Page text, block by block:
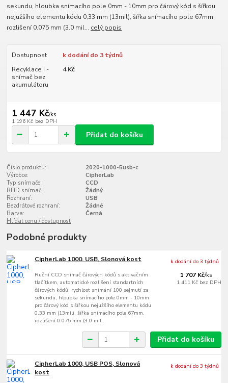
sekundu, hloubka snímacího pole 0mm - 10mm pro čárový kód s šířkou
nejužšího elementu kódu 0,33 mm (13mil), šířka snímacího pole 67mm,
rozlišení 0.075 mm (3.0 mil... celý popis
Dostupnost
k dodání do 3 týdnů
Recyklace I -
snímač bez
akumulátoru
4 Kč
1 447 Kč/ks
1 196 Kč bez DPH
Přidat do košíku
Číslo produktu:
2020-1000-5usb-c
Výrobce:
CipherLab
Typ snímače:
CCD
RFID snímač:
Žádný
Rozhraní:
USB
Bezdrátové rozhraní:
Žádné
Barva:
Černá
Hlídat cenu / dostupnost
Podobné produkty
CipherLab 1000, USB, Slonová kost
Ruční CCD snímač čárových kódů s aktivačním
tlačítkem, automatické rozlišení standartních
čárových kódů, rychlost snímání 100 sejmutí za
sekundu, hloubka snímacího pole 0mm - 10mm
pro čárový kód s šířkou nejužšího elementu kódu
0,33 mm (13mil), šířka snímacího pole 67mm,
rozlišení 0.075 mm (3.0 mil...
1 707 Kč/ks
1 411 Kč bez DPH
k dodání do 3 týdnů
Přidat do košíku
CipherLab 1000, USB POS, Slonová
kost
k dodání do 3 týdnů